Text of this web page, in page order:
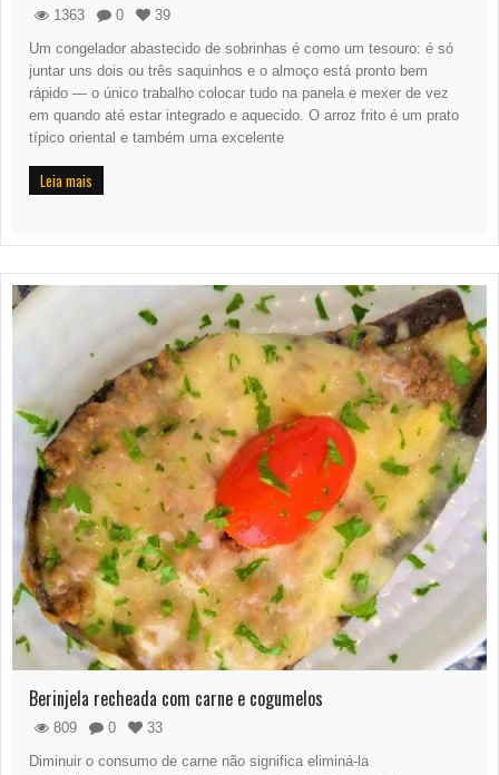
1363 0
39
Um congelador abastecido de sobrinhas é como um tesouro: é só
juntar uns dois ou três saquinhos e o almoço está pronto bem
rápido — o único trabalho colocar tudo na panela e mexer de vez
em quando até estar integrado e aquecido. O arroz frito é um prato
típico oriental e também uma excelente
Leia mais
Berinjela recheada com carne e cogumelos
809 0
33
Diminuir o consumo de carne não significa eliminá-la